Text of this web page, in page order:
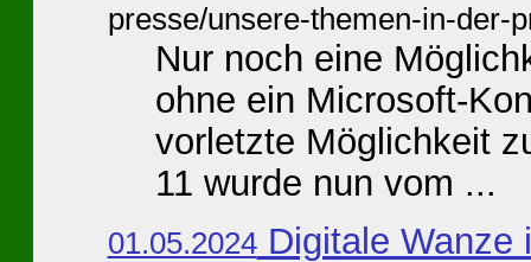
presse/unsere-themen-in-der-
Nur noch eine
ohne ein Microsoft-
vorletzte Möglichkeit
11 wurde nun vom ...
01.05.2024Digitale Wanze